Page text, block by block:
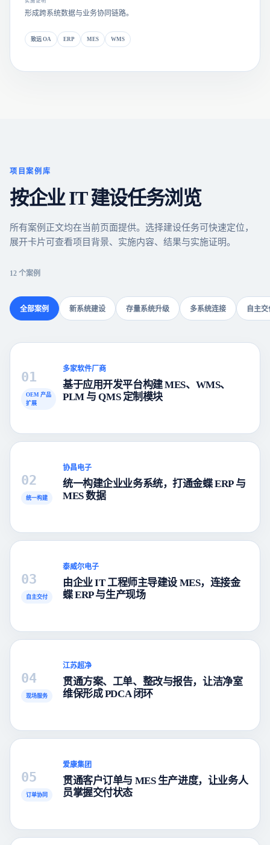
形成跨系统数据与业务协同链路。
致远 OA ERP MES WMS
项目案例库
按企业 IT 建设任务浏览
所有案例正文均在当前页面提供。选择建设任务可快速定位，
展开卡片可查看项目背景、实施内容、结果与实施证明。
12 个案例
全部案例 新系统建设 存量系统升级 多系统连接 自主交
01
OEM 产品
扩展
多家软件厂商
基于应用开发平台构建 MES、WMS、
PLM 与 QMS 定制模块
02
统一构建
协昌电子
统一构建企业业务系统，打通金蝶 ERP 与
MES 数据
03
自主交付
泰威尔电子
由企业 IT 工程师主导建设 MES，连接金
蝶 ERP 与生产现场
04
现场服务
江苏超净
贯通方案、工单、整改与报告，让洁净室
维保形成 PDCA 闭环
05
订单协同
爱康集团
贯通客户订单与 MES 生产进度，让业务人
员掌握交付状态